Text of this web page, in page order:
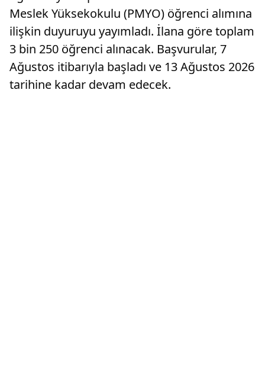
Meslek Yüksekokulu (PMYO) öğrenci alımına
ilişkin duyuruyu yayımladı. İlana göre toplam
3 bin 250 öğrenci alınacak. Başvurular, 7
Ağustos itibarıyla başladı ve 13 Ağustos 2026
tarihine kadar devam edecek.